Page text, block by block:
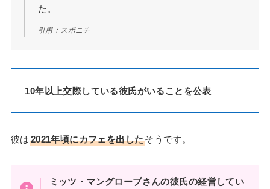
た。
引用：スポニチ
10年以上交際している彼氏がいることを公表
彼は 2021年頃にカフェを出したそうです。
ミッツ・マングローブさんの彼氏の経営してい